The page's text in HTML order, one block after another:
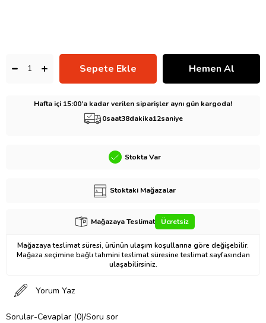
Hafta içi 15:00’a kadar verilen siparişler aynı gün kargoda!
0saat38dakika11saniye
Stokta Var
Stoktaki Mağazalar
Mağazaya Teslimat Ücretsiz
Mağazaya teslimat süresi, ürünün ulaşım koşullarına göre değişebilir.
Mağaza seçimine bağlı tahmini teslimat süresine teslimat sayfasından
ulaşabilirsiniz.
Yorum Yaz
Sorular-Cevaplar (0)/Soru sor